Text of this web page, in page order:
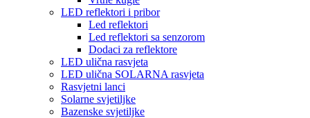
LED reflektori i pribor
Led reflektori
Led reflektori sa senzorom
Dodaci za reflektore
LED ulična rasvjeta
LED ulična SOLARNA rasvjeta
Rasvjetni lanci
Solarne svjetiljke
Bazenske svjetiljke